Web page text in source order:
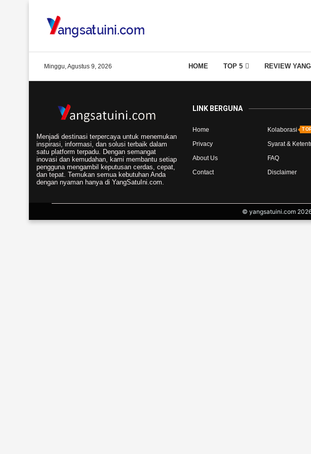
Minggu, Agustus 9, 2026 HOME TOP 5 REVIEW
Menjadi destinasi terpercaya untuk menemukan
inspirasi, informasi, dan solusi terbaik dalam
satu platform terpadu. Dengan semangat
inovasi dan kemudahan, kami membantu setiap
pengguna mengambil keputusan cerdas, cepat,
dan tepat. Temukan semua kebutuhan Anda
dengan nyaman hanya di YangSatuIni.com.
LINK BERGUNA
Home Kolaborasi
Privacy
Syarat &
About Us
FAQ
Contact
Disclaimer
© yangsatuini.com